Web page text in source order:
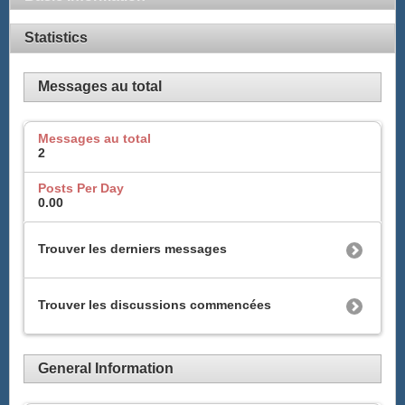
Statistics
Messages au total
Messages au total
2
Posts Per Day
0.00
Trouver les derniers messages
Trouver les discussions commencées
General Information